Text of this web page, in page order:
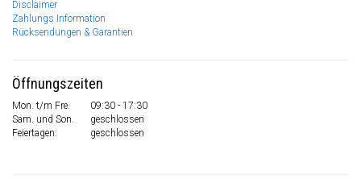
Disclaimer
Zahlungs Information
Rücksendungen & Garantien
Öffnungszeiten
Mon. t/m Fre.
09:30 - 17:30
Sam. und Son.
geschlossen
Feiertagen:
geschlossen